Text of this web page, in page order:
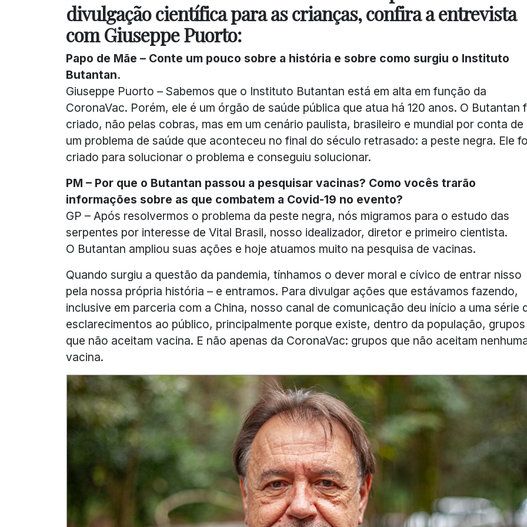
divulgação científica para as crianças, confira a entrevista
com Giuseppe Puorto:
Papo de Mãe – Conte um pouco sobre a história e sobre como surgiu o Instituto
Butantan.
Giuseppe Puorto – Sabemos que o Instituto Butantan está em alta em função da
CoronaVac. Porém, ele é um órgão de saúde pública que atua há 120 anos. O Butantan
criado, não pelas cobras, mas em um cenário paulista, brasileiro e mundial por conta de
um problema de saúde que aconteceu no final do século retrasado: a peste negra. Ele
criado para solucionar o problema e conseguiu solucionar.
PM – Por que o Butantan passou a pesquisar vacinas? Como vocês trarão
informações sobre as que combatem a Covid-19 no evento?
GP – Após resolvermos o problema da peste negra, nós migramos para o estudo das
serpentes por interesse de Vital Brasil, nosso idealizador, diretor e primeiro cientista.
O Butantan ampliou suas ações e hoje atuamos muito na pesquisa de vacinas.
Quando surgiu a questão da pandemia, tínhamos o dever moral e cívico de entrar nisso
pela nossa própria história – e entramos. Para divulgar ações que estávamos fazendo,
inclusive em parceria com a China, nosso canal de comunicação deu início a uma série
esclarecimentos ao público, principalmente porque existe, dentro da população, grupos
que não aceitam vacina. E não apenas da CoronaVac: grupos que não aceitam
vacina.